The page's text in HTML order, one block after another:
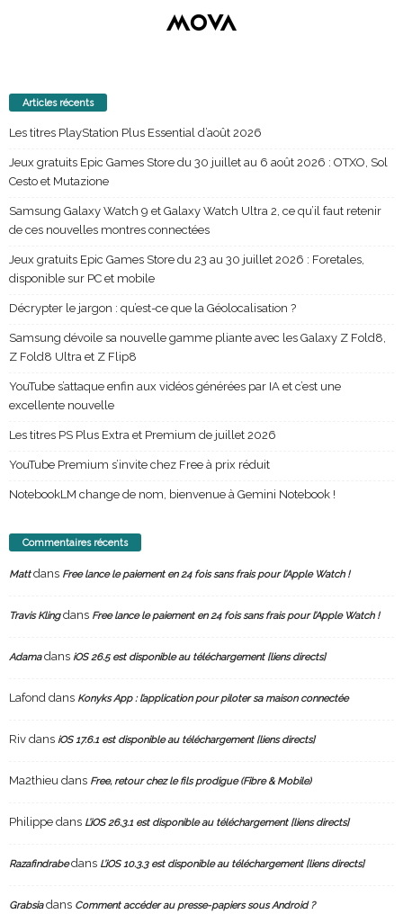
Articles récents
Les titres PlayStation Plus Essential d’août 2026
Jeux gratuits Epic Games Store du 30 juillet au 6 août 2026 : OTXO, Sol
Cesto et Mutazione
Samsung Galaxy Watch 9 et Galaxy Watch Ultra 2, ce qu’il faut retenir
de ces nouvelles montres connectées
Jeux gratuits Epic Games Store du 23 au 30 juillet 2026 : Foretales,
disponible sur PC et mobile
Décrypter le jargon : qu’est-ce que la Géolocalisation ?
Samsung dévoile sa nouvelle gamme pliante avec les Galaxy Z Fold8,
Z Fold8 Ultra et Z Flip8
YouTube s’attaque enfin aux vidéos générées par IA et c’est une
excellente nouvelle
Les titres PS Plus Extra et Premium de juillet 2026
YouTube Premium s’invite chez Free à prix réduit
NotebookLM change de nom, bienvenue à Gemini Notebook !
Commentaires récents
Mattdans Free lance le paiement en 24 fois sans frais pour l’Apple Watch !
Travis Klingdans Free lance le paiement en 24 fois sans frais pour l’Apple Watch !
Adamadans iOS 26.5 est disponible au téléchargement [liens directs]
Lafond dans Konyks App : l’application pour piloter sa maison connectée
Riv dans iOS 17.6.1 est disponible au téléchargement [liens directs]
Ma2thieu dans Free, retour chez le fils prodigue (Fibre & Mobile)
Philippe dans L’iOS 26.3.1 est disponible au téléchargement [liens directs]
Razafindrabedans L’iOS 10.3.3 est disponible au téléchargement [liens directs]
Grabsiadans Comment accéder au presse-papiers sous Android ?